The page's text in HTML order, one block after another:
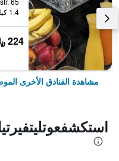
1.4 كيلومتر عن وسط المدينة
224 ﷼
مشاهدة الفنادق الأخرى